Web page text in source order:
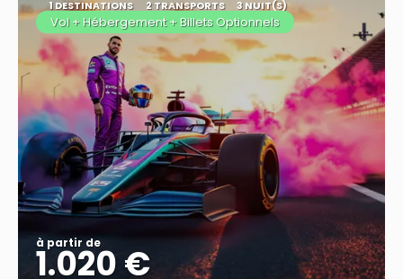
1 DESTINATIONS 2 TRANSPORTS 3 NUIT(S)
Vol + Hébergement + Billets Optionnels
à partir de
1.020 €